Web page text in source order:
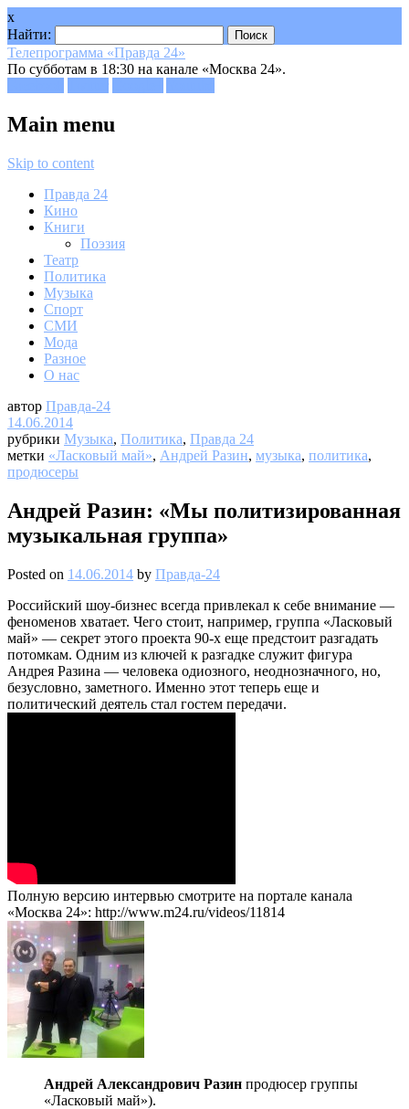
x
Найти:
Телепрограмма «Правда 24»
По субботам в 18:30 на канале «Москва 24».
Main menu
Skip to content
Правда 24
Кино
Книги
Поэзия
Театр
Политика
Музыка
Спорт
СМИ
Мода
Разное
О нас
автор Правда-24
14.06.2014
рубрики Музыка, Политика, Правда 24
метки «Ласковый май», Андрей Разин, музыка, политика,
продюсеры
Андрей Разин: «Мы политизированная
музыкальная группа»
Posted on 14.06.2014 by Правда-24
Российский шоу-бизнес всегда привлекал к себе внимание —
феноменов хватает. Чего стоит, например, группа «Ласковый
май» — секрет этого проекта 90-х еще предстоит разгадать
потомкам. Одним из ключей к разгадке служит фигура
Андрея Разина — человека одиозного, неоднозначного, но,
безусловно, заметного. Именно этот теперь еще и
политический деятель стал гостем передачи.
Полную версию интервью смотрите на портале канала
«Москва 24»: http://www.m24.ru/videos/11814
Андрей Александрович Разин продюсер группы
«Ласковый май»).